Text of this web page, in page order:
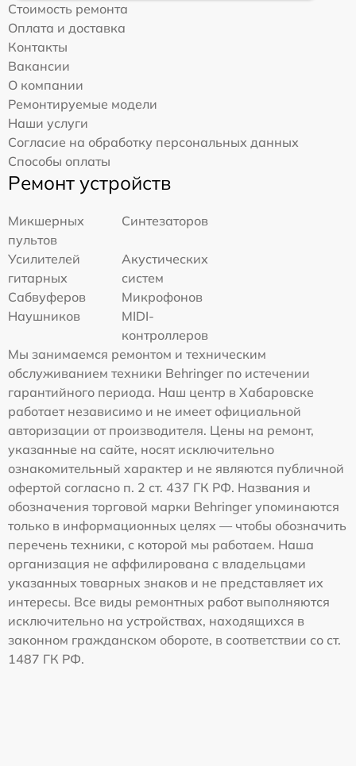
Стоимость ремонта
Оплата и доставка
Контакты
Вакансии
О компании
Ремонтируемые модели
Наши услуги
Согласие на обработку персональных данных
Способы оплаты
Ремонт устройств
Микшерных
пультов
Синтезаторов
Усилителей
гитарных
Акустических
систем
Сабвуферов
Микрофонов
Наушников
MIDI-
контроллеров
Мы занимаемся ремонтом и техническим
обслуживанием техники Behringer по истечении
гарантийного периода. Наш центр в Хабаровске
работает независимо и не имеет официальной
авторизации от производителя. Цены на ремонт,
указанные на сайте, носят исключительно
ознакомительный характер и не являются публичной
офертой согласно п. 2 ст. 437 ГК РФ. Названия и
обозначения торговой марки Behringer упоминаются
только в информационных целях — чтобы обозначить
перечень техники, с которой мы работаем. Наша
организация не аффилирована с владельцами
указанных товарных знаков и не представляет их
интересы. Все виды ремонтных работ выполняются
исключительно на устройствах, находящихся в
законном гражданском обороте, в соответствии со ст.
1487 ГК РФ.